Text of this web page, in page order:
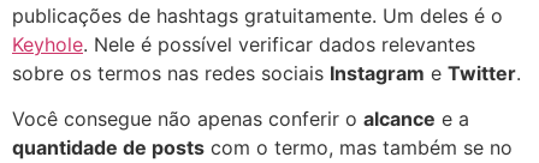
publicações de hashtags gratuitamente. Um deles é o
Keyhole. Nele é possível verificar dados relevantes
sobre os termos nas redes sociais Instagram e Twitter.
Você consegue não apenas conferir o alcance e a
quantidade de posts com o termo, mas também se no